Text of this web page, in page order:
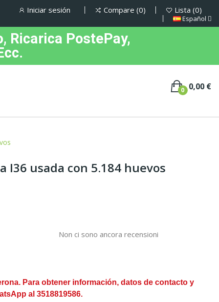
Iniciar sesión Compare 0 Lista 0
Español
Ricarica PostePay,
0,00 €
0
I36 usada con 5.184 huevos
Non ci sono ancora recensioni
Para obtener información, datos de contacto y
al 3518819586.